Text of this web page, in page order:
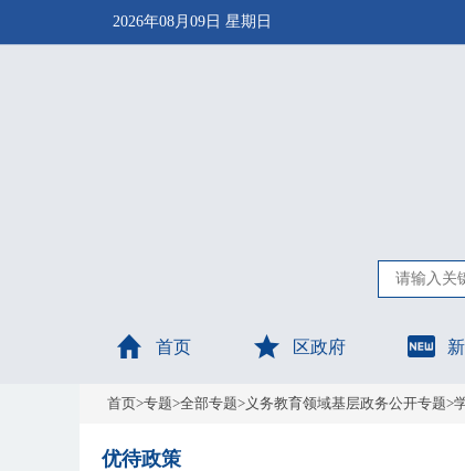
2026年08月09日 星期日
首页 区政府
首页>专题>全部专题>义务教育领域基层政务公开专题>
优待政策